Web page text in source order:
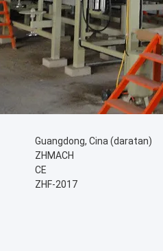
Guangdong, Cina (daratan)
ZHMACH
CE
ZHF-2017